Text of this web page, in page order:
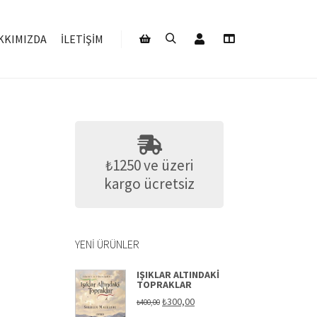
İLETIŞIM Hesabım
₺1250 ve üzeri
kargo ücretsiz
YENI ÜRÜNLER
IŞIKLAR ALTINDAKI
TOPRAKLAR
₺400,00 Orijinal
fiyat:
₺300,00Şu
andaki